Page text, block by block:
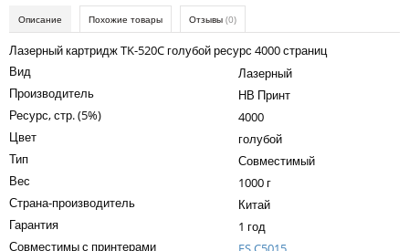
Kodak
Konica Minolta
Lexmark
Ricoh
Описание Похожие товары Отзывы (0)
Лазерный картридж TK-520C голубой ресурс 4000 страниц
Вид
Лазерный
Производитель
НВ Принт
Ресурс, стр. (5%)
4000
Цвет
голубой
Тип
Совместимый
Вес
1000 г
Страна-производитель
Китай
Гарантия
1 год
Совместимы с принтерами